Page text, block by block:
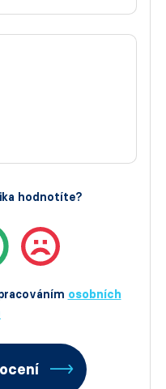
osobních
hodnotíte?